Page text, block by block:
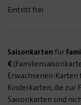
Eintritt frei
Saisonkarten für
€
Erwachsenen-Karten
Kinderkarten, die zur
Saisonkarten sind